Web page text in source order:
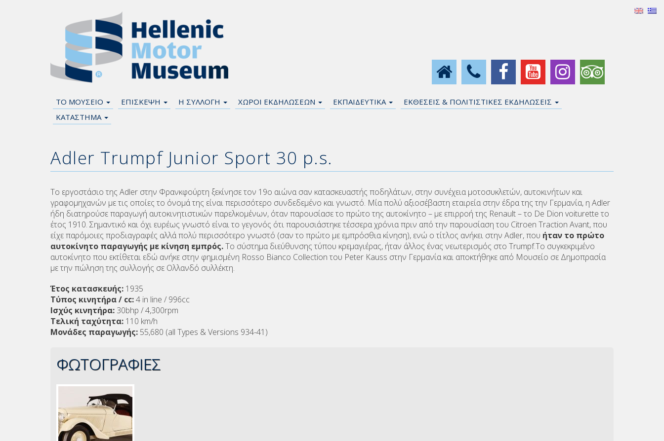
ΤΟ ΜΟΥΣΕΙΟ ΕΠΙΣΚΕΨΗ Η ΣΥΛΛΟΓΗ ΧΩΡΟΙ ΕΚΔΗΛΩΣΕΩΝ ΕΚΠΑΙΔΕΥΤΙΚΑ
ΕΚΘΕΣΕΙΣ & ΠΟΛΙΤΙΣΤΙΚΕΣ ΕΚΔΗΛΩΣΕΙΣ
ΚΑΤΑΣΤΗΜΑ
Adler Trumpf Junior Sport 30 p.s.
Το εργοστάσιο της Adler στην Φρανκφούρτη ξεκίνησε τον 19ο αιώνα σαν κατασκευαστής ποδηλάτων, στην συνέχεια μοτοσυκλετών, αυτοκινήτων και
γραφομηχανών με τις οποίες το όνομά της είναι περισσότερο συνδεδεμένο και γνωστό. Μία πολύ αξιοσέβαστη εταιρεία στην έδρα της την Γερμανία, η Adler
ήδη διατηρούσε παραγωγή αυτοκινητιστικών παρελκομένων, όταν παρουσίασε το πρώτο της αυτοκίνητο – με επιρροή της Renault – το De Dion voiturette το
έτος 1910. Σημαντικό και όχι ευρέως γνωστό είναι το γεγονός ότι παρουσιάστηκε τέσσερα χρόνια πριν από την παρουσίαση του Citroen Traction Avant, που
είχε παρόμοιες προδιαγραφές αλλά πολύ περισσότερο γνωστό (σαν το πρώτο με εμπρόσθια κίνηση), ενώ ο τίτλος ανήκει στην Adler, που ήταν το πρώτο
αυτοκίνητο παραγωγής με κίνηση εμπρός.Το σύστημα διεύθυνσης τύπου κρεμαγιέρας, ήταν άλλος ένας νεωτερισμός στο Trumpf.Το συγκεκριμένο
αυτοκίνητο που εκτίθεται εδώ ανήκε στην φημισμένη Rosso Bianco Collection του Peter Kauss στην Γερμανία και αποκτήθηκε από Μουσείο σε Δημοπρασία
με την πώληση της συλλογής σε Ολλανδό συλλέκτη.
Έτος κατασκευής: 1935
Τύπος κινητήρα / cc:4 in line / 996cc
Ισχύς κινητήρα: 30bhp / 4,300rpm
Τελική ταχύτητα: 110 km/h
Μονάδες παραγωγής: 55,680 (all Types & Versions 934-41)
ΦΩΤΟΓΡΑΦΙΕΣ